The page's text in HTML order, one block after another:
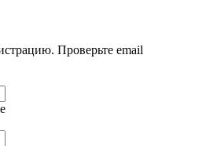
Проверьте email